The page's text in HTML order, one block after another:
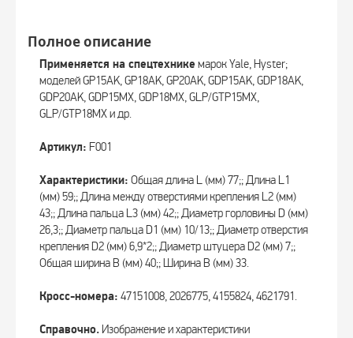
Полное описание
Применяется на спецтехнике марок Yale, Hyster;
моделей GP15AK, GP18AK, GP20AK, GDP15AK, GDP18AK,
GDP20AK, GDP15MX, GDP18MX, GLP/GTP15MX,
GLP/GTP18MX и др.
Артикул: F001
Характеристики: Общая длина L (мм) 77;; Длина L1
(мм) 59;; Длина между отверстиями крепления L2 (мм)
43;; Длина пальца L3 (мм) 42;; Диаметр горловины D (мм)
26,3;; Диаметр пальца D1 (мм) 10/13;; Диаметр отверстия
крепления D2 (мм) 6,9*2;; Диаметр штуцера D2 (мм) 7;;
Общая ширина B (мм) 40;; Ширина B (мм) 33.
Кросс-номера: 47151008, 2026775, 4155824, 4621791.
Справочно.Изображение и характеристики